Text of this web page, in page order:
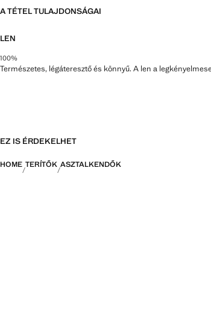
A TÉTEL TULAJDONSÁGAI
LEN
100%
Természetes, légáteresztő és könnyű. A len a
EZ IS ÉRDEKELHET
HOME TERÍTŐK ASZTALKENDŐK